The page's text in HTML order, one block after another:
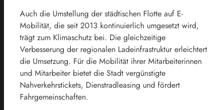
Auch die Umstellung der städtischen Flotte auf E-
Mobilität, die seit 2013 kontinuierlich umgesetzt wird,
trägt zum Klimaschutz bei. Die gleichzeitige
Verbesserung der regionalen Ladeinfrastruktur erleichtert
die Umsetzung. Für die Mobilität ihrer Mitarbeiterinnen
und Mitarbeiter bietet die Stadt vergünstigte
Nahverkehrstickets, Dienstradleasing und fördert
Fahrgemeinschaften.